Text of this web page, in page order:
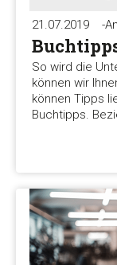
21.07.2019 -
So wird die
können wir
können Tipps
Buchtipps.